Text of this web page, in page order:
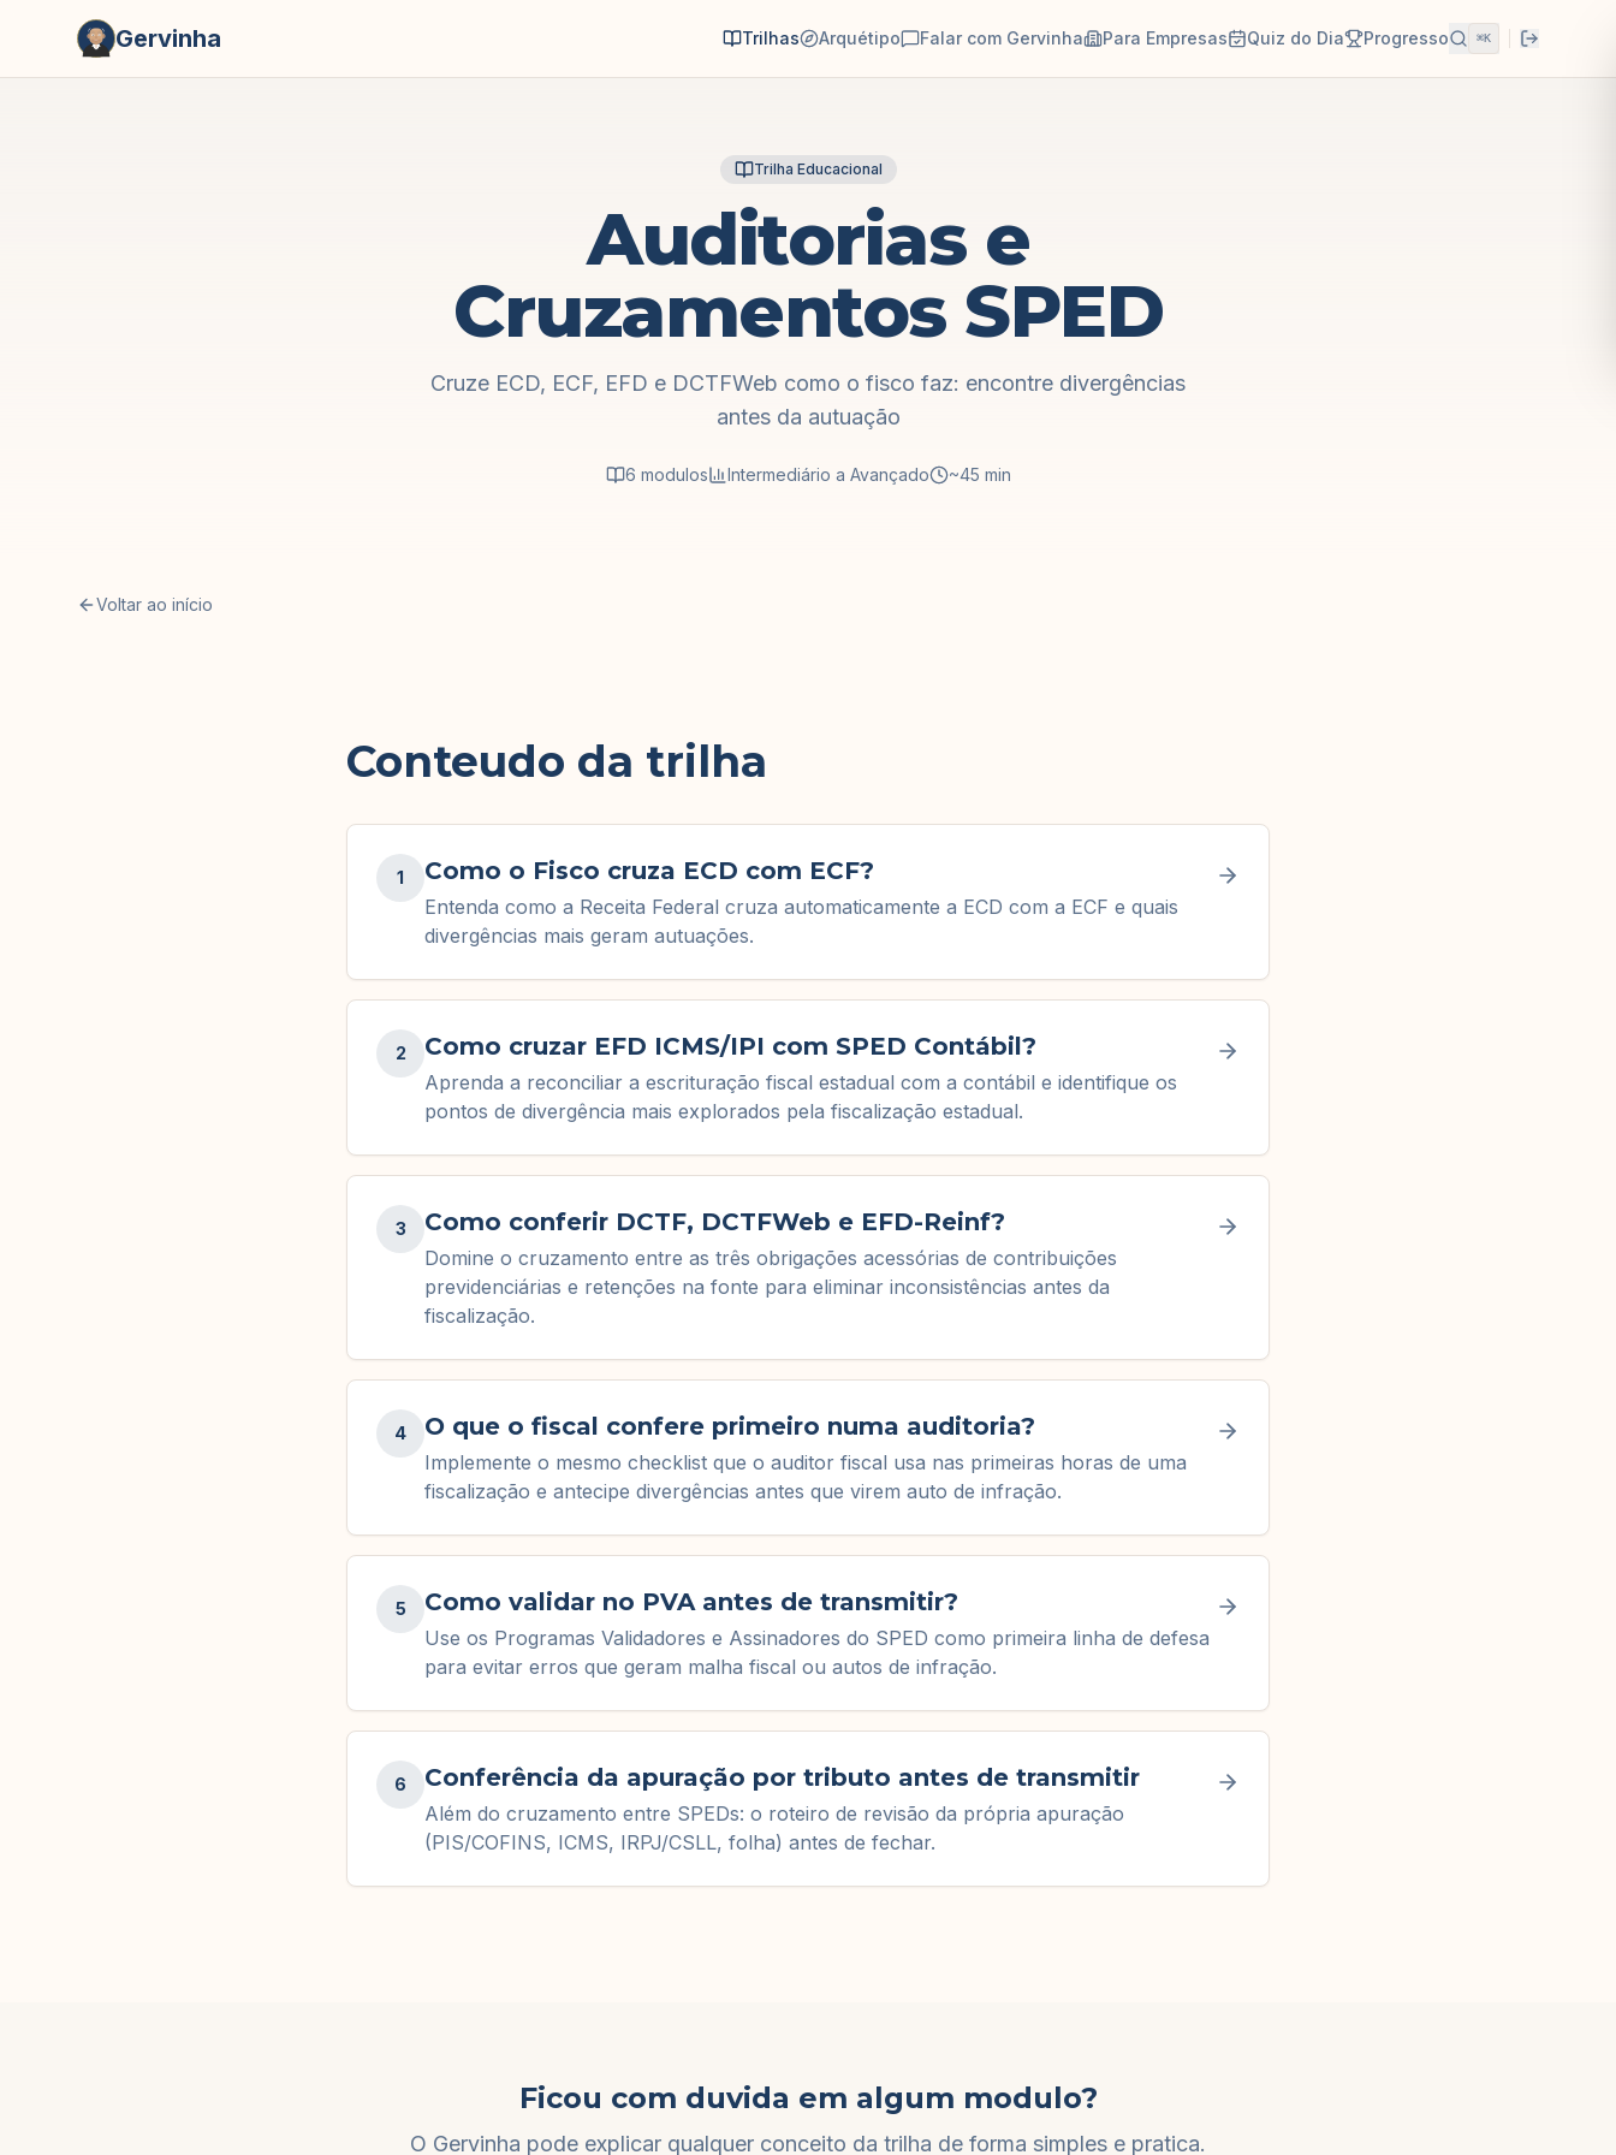
Gervinha Trilhas Arquétipo Falar com Gervinha Para Empresas Quiz do Dia Progresso ⌘K
Trilha Educacional
Auditorias e
Cruzamentos SPED
Cruze ECD, ECF, EFD e DCTFWeb como o fisco faz: encontre divergências
antes da autuação
6 modulos Intermediário a Avançado ~45 min
Voltar ao início
Conteudo da trilha
1 Como o Fisco cruza ECD com ECF?
Entenda como a Receita Federal cruza automaticamente a ECD com a ECF e quais
divergências mais geram autuações.
2 Como cruzar EFD ICMS/IPI com SPED Contábil?
Aprenda a reconciliar a escrituração fiscal estadual com a contábil e identifique os
pontos de divergência mais explorados pela fiscalização estadual.
3 Como conferir DCTF, DCTFWeb e EFD-Reinf?
Domine o cruzamento entre as três obrigações acessórias de contribuições
previdenciárias e retenções na fonte para eliminar inconsistências antes da
fiscalização.
4 O que o fiscal confere primeiro numa auditoria?
Implemente o mesmo checklist que o auditor fiscal usa nas primeiras horas de uma
fiscalização e antecipe divergências antes que virem auto de infração.
5 Como validar no PVA antes de transmitir?
Use os Programas Validadores e Assinadores do SPED como primeira linha de defesa
para evitar erros que geram malha fiscal ou autos de infração.
6 Conferência da apuração por tributo antes de transmitir
Além do cruzamento entre SPEDs: o roteiro de revisão da própria apuração
(PIS/COFINS, ICMS, IRPJ/CSLL, folha) antes de fechar.
Ficou com duvida em algum modulo?
O Gervinha pode explicar qualquer conceito da trilha de forma simples e pratica.